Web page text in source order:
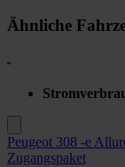
Ähnliche
Peugeot 308 -e
Zugangspaket